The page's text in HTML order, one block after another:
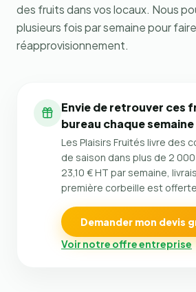
des fruits dans vos locaux. Nous
plusieurs fois par semaine pour
réapprovisionnement.
Envie de retrouver ces
bureau chaque semaine
Les Plaisirs Fruités livre des
de saison dans plus de 2
23,10 € HT par semaine,
première corbeille est offerte.
Demander mon devis
Voir notre offre entreprise